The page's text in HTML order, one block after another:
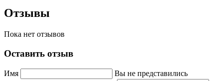
Отзывы
Пока нет отзывов
Оставить отзыв
Имя
Вы не представились